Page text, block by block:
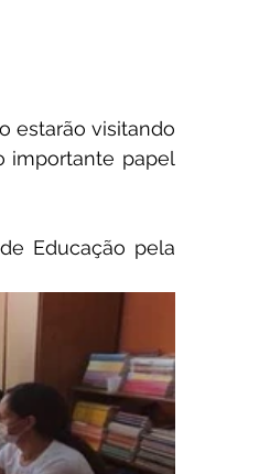
estarão visitando
importante papel
Educação pela